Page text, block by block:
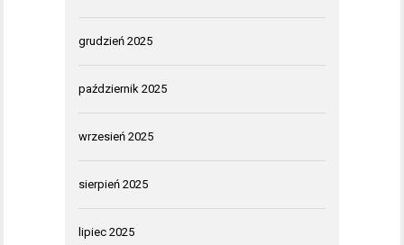
grudzień 2025
październik 2025
wrzesień 2025
sierpień 2025
lipiec 2025